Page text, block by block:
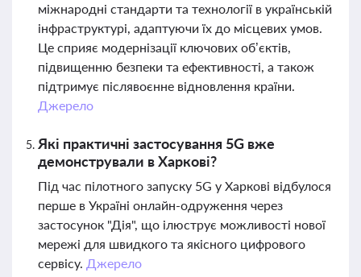
міжнародні стандарти та технології в українській
інфраструктурі, адаптуючи їх до місцевих умов.
Це сприяє модернізації ключових об’єктів,
підвищенню безпеки та ефективності, а також
підтримує післявоєнне відновлення країни.
Джерело
Які практичні застосування 5G вже
демонстрували в Харкові?
Під час пілотного запуску 5G у Харкові відбулося
перше в Україні онлайн-одруження через
застосунок "Дія", що ілюструє можливості нової
мережі для швидкого та якісного цифрового
сервісу. Джерело